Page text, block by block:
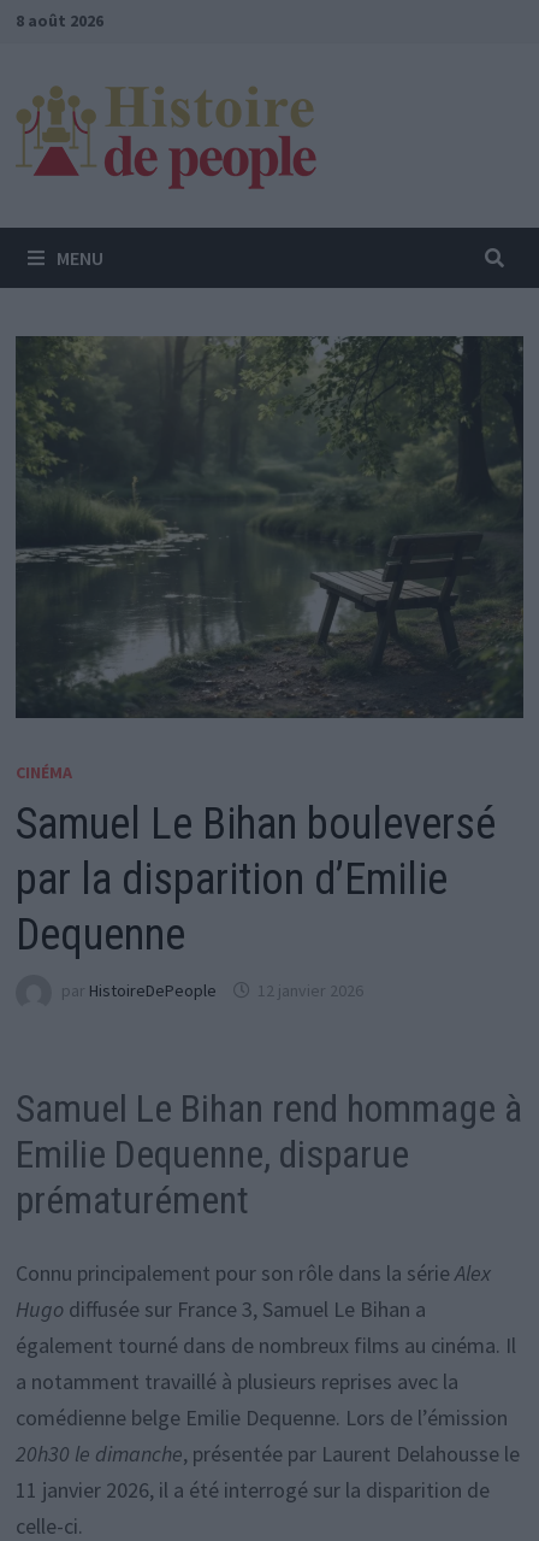
Passer
contenu
8 août 2026
MENU
CINÉMA
Samuel Le Bihan bouleversé
par la disparition d’Emilie
Dequenne
par HistoireDePeople 12 janvier 2026
Samuel Le Bihan rend hommage à
Emilie Dequenne, disparue
prématurément
Connu principalement pour son rôle dans la sérieAlex
Hugodiffusée sur France 3, Samuel Le Bihan a
également tourné dans de nombreux films au cinéma. Il
a notamment travaillé à plusieurs reprises avec la
comédienne belge Emilie Dequenne. Lors de l’émission
20h30 le dimanche, présentée par Laurent Delahousse le
11 janvier 2026, il a été interrogé sur la disparition de
celle-ci.